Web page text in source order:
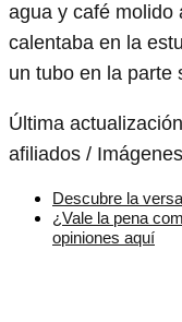
agua y café molido
calentaba en la
un tubo en la parte
Última
afiliados /
Descubre la
¿Vale la pena
opiniones aquí